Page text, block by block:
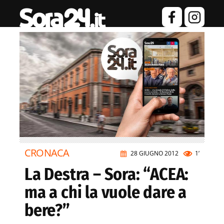
28 GIUGNO 2012 1’
CRONACA
La Destra – Sora: “ACEA:
ma a chi la vuole dare a
bere?”